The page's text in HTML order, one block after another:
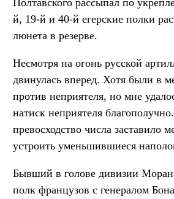
й, 19-й и 40-й егерские полки
люнета в резерве.
Несмотря на огонь русской
двинулась вперед. Хотя были в
против неприятеля, но мне
натиск неприятеля
превосходство числа заставило
устроить уменьшившиеся
Бывший в голове дивизии
полк французов с генералом